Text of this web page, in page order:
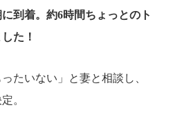
到着。約6時間ちょっとのト
た！
たいない」と妻と相談し、
。